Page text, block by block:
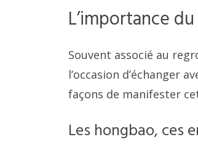
L’importance
Souvent associé au
l’occasion d’échanger
façons de manifester
Les hongbao, ces